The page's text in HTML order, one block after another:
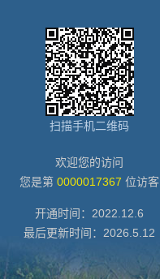
扫描手机二维码
欢迎您的访问
您是第 0000017367 位访客
开通时间： 2022 12 6
最后更新时间： 2026 5 12